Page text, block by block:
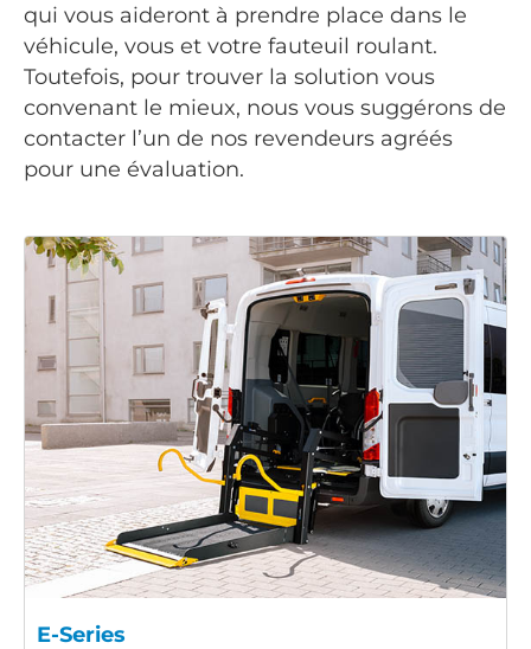
qui vous aideront à prendre place dans le
véhicule, vous et votre fauteuil roulant.
Toutefois, pour trouver la solution vous
convenant le mieux, nous vous suggérons de
contacter l’un de nos revendeurs agréés
pour une évaluation.
E-Series